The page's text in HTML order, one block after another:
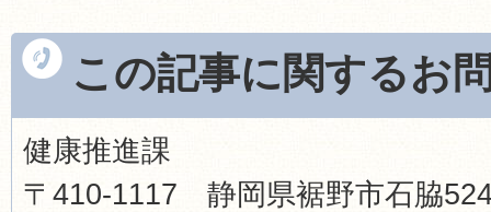
この記事に関するお
健康推進課
〒410-1117 静岡県裾野市石脇